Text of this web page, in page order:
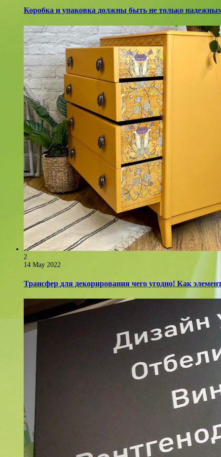
Коробка и упаковка должны быть не только
2
14 May 2022
Трансфер для декорирования чего угодно! Как